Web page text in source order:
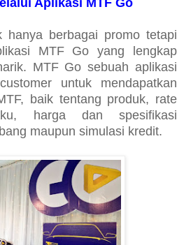
hanya berbagai promo tetapi
MTF Go yang lengkap
MTF Go sebuah aplikasi
untuk mendapatkan
baik tentang produk, rate
harga dan spesifikasi
maupun simulasi kredit.